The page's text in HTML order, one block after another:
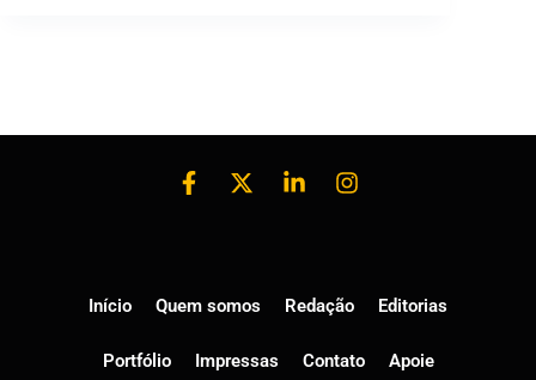
Início Quem somos Redação Editorias
Portfólio Impressas Contato Apoie